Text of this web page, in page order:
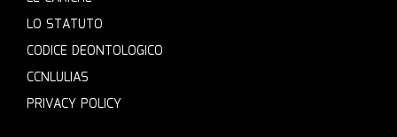
LO STATUTO
CODICE DEONTOLOGICO
CCNLULIAS
PRIVACY POLICY